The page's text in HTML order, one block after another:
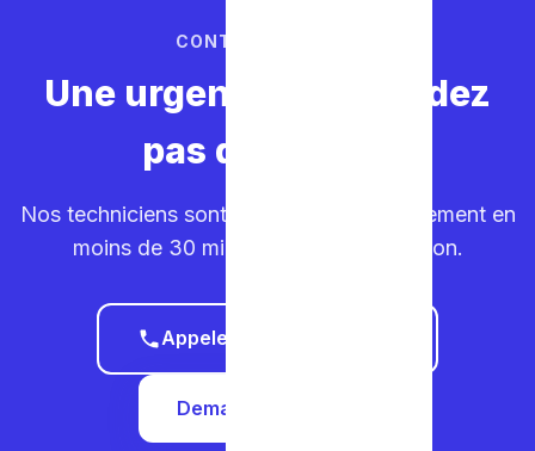
CONTACTEZ-NOUS
Une urgence ? Ne perdez
pas de temps.
Nos techniciens sont sur la route. Déplacement en
moins de 30 minutes dans votre région.
Appeler le 0465 68 51 58
Demander un devis